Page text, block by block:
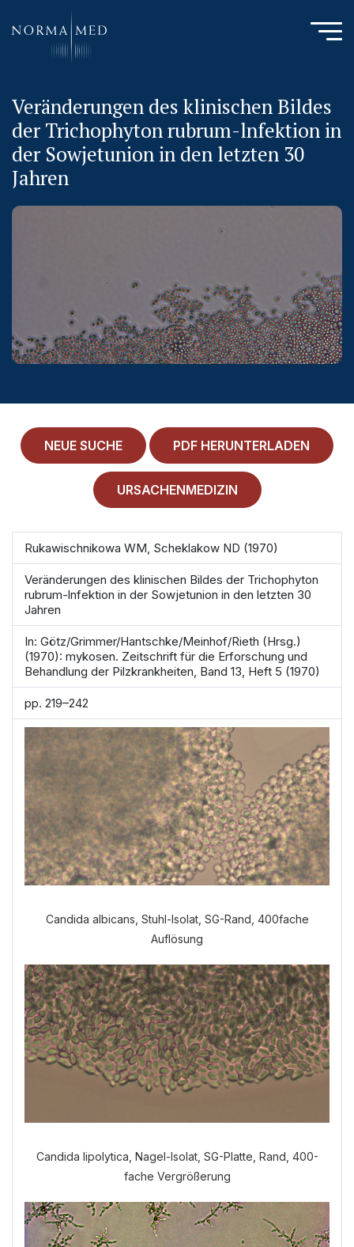
HOME
NEUES ZU SCHLAFSTÖRUNGEN
UNSERE METHODE
URSACHENMEDIZIN
LITERATURDATENBANK MIKROBIOLOGIE
KONTAKTIEREN SIE UNS
ANAMNESE
MEDICAL HISTORY
IMPRESSUM
ALLGEMEINE GESCHÄFTSBEDINGUNGEN
NORMAMED SERVICE
In den Ministergärten 1,
10117 Berlin
49 30 212 34 36 300
service@normamed.com
Veränderungen des klinischen Bildes
der Trichophyton rubrum-lnfektion in
der Sowjetunion in den letzten 30
Jahren
NEUE SUCHE PDF HERUNTERLADEN
URSACHENMEDIZIN
Rukawischnikowa WM, Scheklakow ND (1970)
Veränderungen des klinischen Bildes der Trichophyton
rubrum-lnfektion in der Sowjetunion in den letzten 30
Jahren
In: Götz/Grimmer/Hantschke/Meinhof/Rieth (Hrsg.)
(1970): mykosen. Zeitschrift für die Erforschung und
Behandlung der Pilzkrankheiten, Band 13, Heft 5 (1970)
pp. 219–242
Candida albicans, Stuhl-Isolat, SG-Rand, 400fache
Auflösung
Candida lipolytica, Nagel-Isolat, SG-Platte, Rand, 400-
fache Vergrößerung
Welche Anamnese möchten Sie
durchführen?